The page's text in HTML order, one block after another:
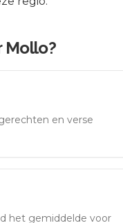
Mollo?
en verse
het gemiddelde voor